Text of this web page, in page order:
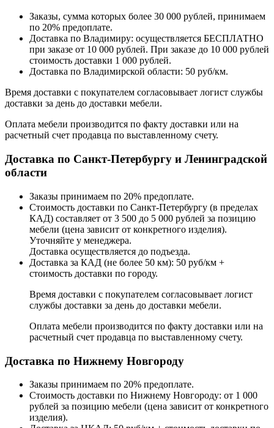
Заказы, сумма которых более 30 000 рублей, принимаем
по 20% предоплате.
Доставка по Владимиру: осуществляется БЕСПЛАТНО
при заказе от 10 000 рублей. При заказе до 10 000 рублей
стоимость доставки 1 000 рублей.
Доставка по Владимирской области: 50 руб/км.
Время доставки с покупателем согласовывает логист службы
доставки за день до доставки мебели.
Оплата мебели производится по факту доставки или на
расчетный счет продавца по выставленному счету.
Доставка по Санкт-Петербургу и Ленинградской
области
Заказы принимаем по 20% предоплате.
Стоимость доставки по Санкт-Петербургу (в пределах
КАД) составляет от 3 500 до 5 000 рублей за позицию
мебели (цена зависит от конкретного изделия).
Уточняйте у менеджера.
Доставка осуществляется до подъезда.
Доставка за КАД (не более 50 км): 50 руб/км +
стоимость доставки по городу.
Время доставки с покупателем согласовывает логист
службы доставки за день до доставки мебели.
Оплата мебели производится по факту доставки или на
расчетный счет продавца по выставленному счету.
Доставка по Нижнему Новгороду
Заказы принимаем по 20% предоплате.
Стоимость доставки по Нижнему Новгороду: от 1 000
рублей за позицию мебели (цена зависит от конкретного
изделия).